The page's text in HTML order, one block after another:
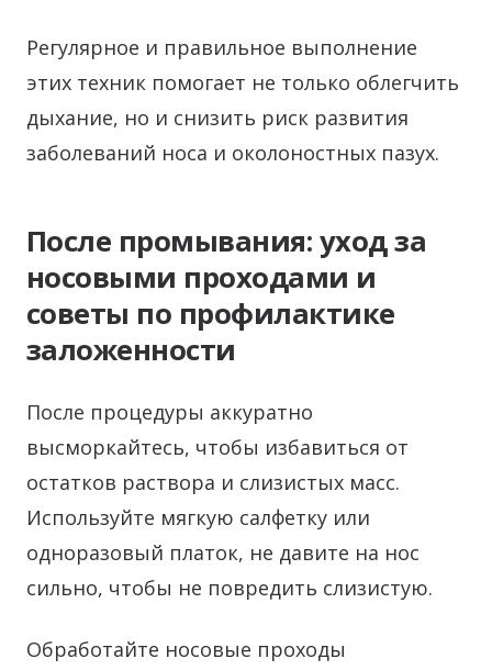
Регулярное и правильное выполнение
этих техник помогает не только облегчить
дыхание, но и снизить риск развития
заболеваний носа и околоностных пазух.
После промывания: уход за
носовыми проходами и
советы по профилактике
заложенности
После процедуры аккуратно
высморкайтесь, чтобы избавиться от
остатков раствора и слизистых масс.
Используйте мягкую салфетку или
одноразовый платок, не давите на нос
сильно, чтобы не повредить слизистую.
Обработайте носовые проходы